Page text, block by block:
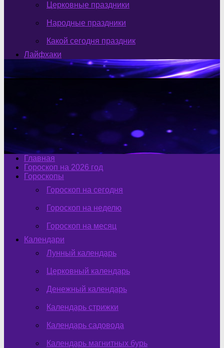
Церковные праздники
Народные праздники
Какой сегодня праздник
Лайфхаки
Главная
Гороскоп на 2026 год
Гороскопы
Гороскоп на сегодня
Гороскоп на неделю
Гороскоп на месяц
Календари
Лунный календарь
Церковный календарь
Денежный календарь
Календарь стрижки
Календарь садовода
Календарь магнитных бурь